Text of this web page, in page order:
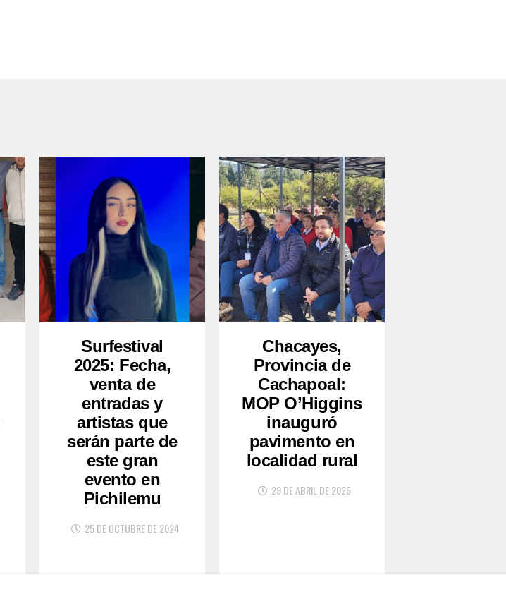
Surfestival
2025: Fecha,
venta de
entradas y
artistas que
serán parte de
este gran
evento en
Pichilemu
25 DE OCTUBRE DE 2024
Chacayes,
Provincia de
Cachapoal:
MOP O’Higgins
inauguró
pavimento en
localidad rural
29 DE ABRIL DE 2025